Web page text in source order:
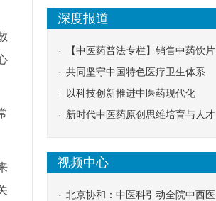
深度报道
【中医药普法专栏】销售中药饮片
应告知煎服方法及注意事项
共同坚守中国特色医疗卫生体系
以科技创新推进中医药现代化
新时代中医药原创思维培育与人才
视频中心
北京协和：中医科引动全院中西医